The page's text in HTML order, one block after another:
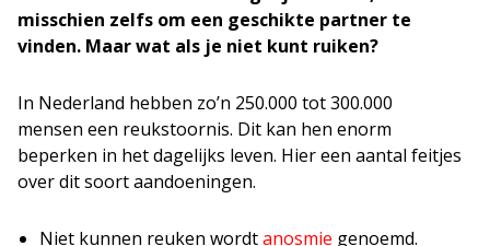
misschien zelfs om een geschikte partner te
vinden. Maar wat als je niet kunt ruiken?
In Nederland hebben zo’n 250.000 tot 300.000
mensen een reukstoornis. Dit kan hen enorm
beperken in het dagelijks leven. Hier een aantal feitjes
over dit soort aandoeningen.
Niet kunnen reuken wordtanosmie genoemd.